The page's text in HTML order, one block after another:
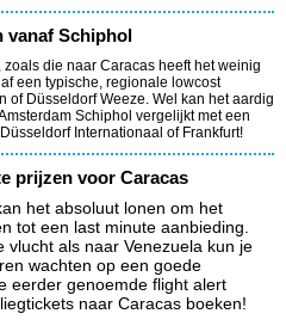
vanaf Schiphol
die naar Caracas heeft het weinig
een typische, regionale lowcost
of Düsseldorf Weeze. Wel kan het aardig
Schiphol vergelijkt met een
Internationaal of Frankfurt!
prijzen voor Caracas
het absoluut lonen om het
tot een last minute aanbieding.
vlucht als naar Venezuela kun je
wachten op een goede
eerder genoemde flight alert
naar Caracas boeken!